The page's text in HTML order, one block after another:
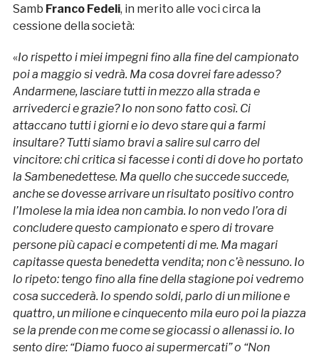
Samb Franco Fedeli, in merito alle voci circa la
cessione della società:
«Io rispetto i miei impegni fino alla fine del campionato
poi a maggio si vedrà. Ma cosa dovrei fare adesso?
Andarmene, lasciare tutti in mezzo alla strada e
arrivederci e grazie? Io non sono fatto così. Ci
attaccano tutti i giorni e io devo stare qui a farmi
insultare? Tutti siamo bravi a salire sul carro del
vincitore: chi critica si facesse i conti di dove ho portato
la Sambenedettese. Ma quello che succede succede,
anche se dovesse arrivare un risultato positivo contro
l’Imolese la mia idea non cambia. Io non vedo l’ora di
concludere questo campionato e spero di trovare
persone più capaci e competenti di me. Ma magari
capitasse questa benedetta vendita; non c’è nessuno. Io
lo ripeto: tengo fino alla fine della stagione poi vedremo
cosa succederà. Io spendo soldi, parlo di un milione e
quattro, un milione e cinquecento mila euro poi la piazza
se la prende con me come se giocassi o allenassi io. Io
sento dire: “Diamo fuoco ai supermercati” o “Non